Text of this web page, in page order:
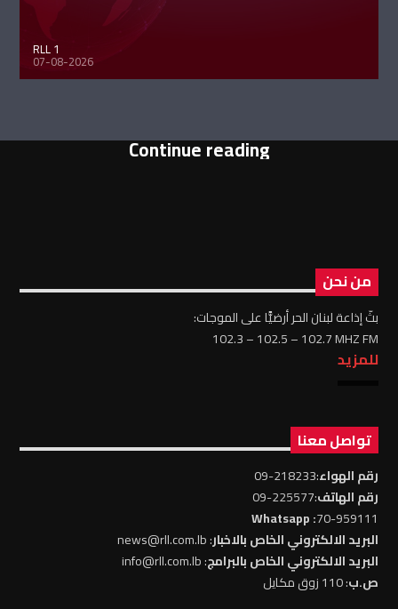
RLL 1
07-08-2026
Continue reading
من نحن
بثّ إذاعة لبنان الحر أرضيًّا على الموجات:
102.3 – 102.5 – 102.7 MHZ FM
للمزيد
تواصل معنا
رقم الهواء:218233-09
رقم الهاتف:225577-09
70-959111
: Whatsapp
البريد الالكتروني الخاص بالاخبار: news@rll.com.lb
البريد الالكتروني الخاص بالبرامج: info@rll.com.lb
ص.ب: 110 زوق مكايل